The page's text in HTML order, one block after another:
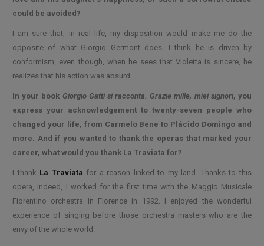
could be avoided?
I am sure that, in real life, my disposition would make me do the
opposite of what Giorgio Germont does. I think he is driven by
conformism, even though, when he sees that Violetta is sincere, he
realizes that his action was absurd.
In your book Giorgio Gatti si racconta. Grazie mille, miei signori, you
express your acknowledgement to twenty-seven people who
changed your life, from Carmelo Bene to Plácido Domingo and
more. And if you wanted to thank the operas that marked your
career, what would you thank La Traviata for?
I thank La Traviata for a reason linked to my land. Thanks to this
opera, indeed, I worked for the first time with the Maggio Musicale
Fiorentino orchestra in Florence in 1992. I enjoyed the wonderful
experience of singing before those orchestra masters who are the
envy of the whole world.